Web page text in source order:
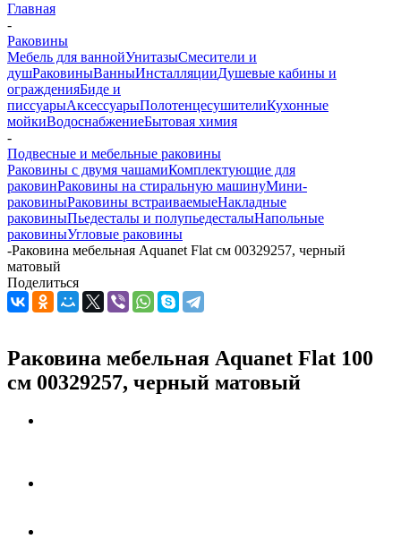
Главная
-
Раковины
Мебель для ваннойУнитазыСмесители и
душРаковиныВанныИнсталляцииДушевые кабины и
огражденияБиде и
писсуарыАксессуарыПолотенцесушителиКухонные
мойкиВодоснабжениеБытовая химия
-
Подвесные и мебельные раковины
Раковины с двумя чашамиКомплектующие для
раковинРаковины на стиральную машинуМини-
раковиныРаковины встраиваемыеНакладные
раковиныПьедесталы и полупьедесталыНапольные
раковиныУгловые раковины
-Раковина мебельная Aquanet Flat см 00329257, черный
матовый
Поделиться
Раковина мебельная Aquanet Flat 100
см 00329257, черный матовый